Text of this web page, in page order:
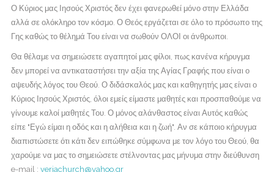
Ο Κύριος μας Ιησούς Χριστός δεν έχει φανερωθεί μόνο στην Ελλάδα
αλλά σε ολόκληρο τον κόσμο. Ο Θεός εργάζεται σε όλο το πρόσωπο της
Γης καθώς το θέλημά Του είναι να σωθούν ΟΛΟΙ οι άνθρωποι.
Θα θέλαμε να σημειώσετε αγαπητοί μας φίλοι, πως κανένα κήρυγμα
δεν μπορεί να αντικαταστήσει την αξία της Αγίας Γραφής που είναι ο
αψευδής λόγος του Θεού. Ο διδάσκαλός μας και καθηγητής μας είναι ο
Κύριος Ιησούς Χριστός, όλοι εμείς είμαστε μαθητές και προσπαθούμε να
γίνουμε καλοί μαθητές Του. Ο μόνος αλάνθαστος είναι Αυτός καθώς
είπε "Εγώ είμαι η οδός και η αλήθεια και η ζωή". Αν σε κάποιο κήρυγμα
διαπιστώσετε ότι κάτι δεν ειπώθηκε σύμφωνα με τον λόγο του Θεού, θα
χαρούμε να μας το σημειώσετε στέλνοντας μας μήνυμα στην διεύθυνση
e-mail : veriachurch@yahoo.gr